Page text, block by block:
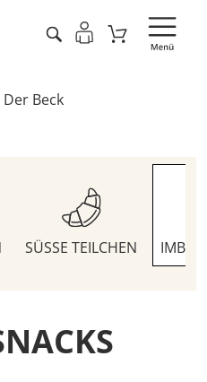
Der Beck
SÜSSE TEILCHEN